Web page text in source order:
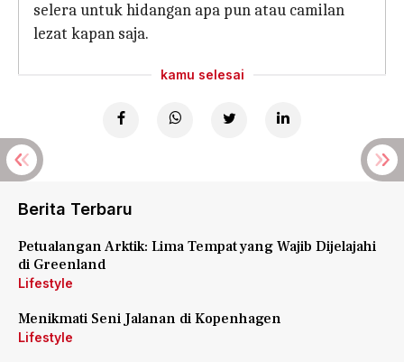
selera untuk hidangan apa pun atau camilan
lezat kapan saja.
kamu selesai
Berita Terbaru
Petualangan Arktik: Lima Tempat yang Wajib Dijelajahi
di Greenland
Lifestyle
Menikmati Seni Jalanan di Kopenhagen
Lifestyle